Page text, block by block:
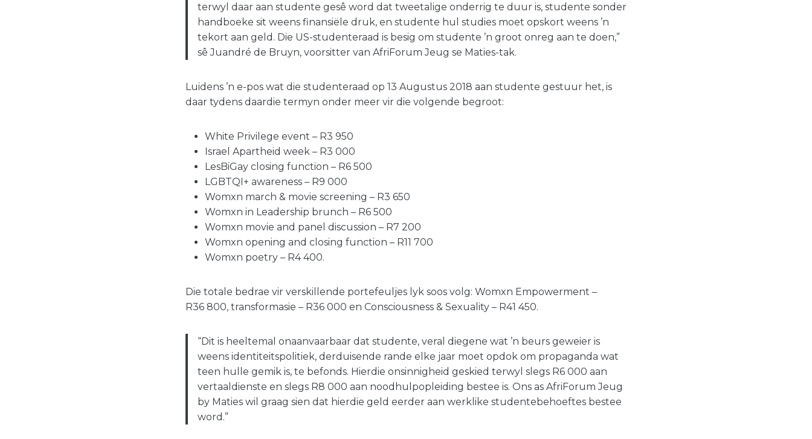
terwyl daar aan studente gesê word dat tweetalige onderrig te duur is, studente sonder
handboeke sit weens finansiële druk, en studente hul studies moet opskort weens ’n
tekort aan geld. Die US-studenteraad is besig om studente ’n groot onreg aan te doen,”
sê Juandré de Bruyn, voorsitter van AfriForum Jeug se Maties-tak.
Luidens ’n e-pos wat die studenteraad op 13 Augustus 2018 aan studente gestuur het, is
daar tydens daardie termyn onder meer vir die volgende begroot:
White Privilege event – R3 950
Israel Apartheid week – R3 000
LesBiGay closing function – R6 500
LGBTQI+ awareness – R9 000
Womxn march & movie screening – R3 650
Womxn in Leadership brunch – R6 500
Womxn movie and panel discussion – R7 200
Womxn opening and closing function – R11 700
Womxn poetry – R4 400.
Die totale bedrae vir verskillende portefeuljes lyk soos volg: Womxn Empowerment –
R36 800, transformasie – R36 000 en Consciousness & Sexuality – R41 450.
“Dit is heeltemal onaanvaarbaar dat studente, veral diegene wat ’n beurs geweier is
weens identiteitspolitiek, derduisende rande elke jaar moet opdok om propaganda wat
teen hulle gemik is, te befonds. Hierdie onsinnigheid geskied terwyl slegs R6 000 aan
vertaaldienste en slegs R8 000 aan noodhulpopleiding bestee is. Ons as AfriForum Jeug
by Maties wil graag sien dat hierdie geld eerder aan werklike studentebehoeftes bestee
word.”